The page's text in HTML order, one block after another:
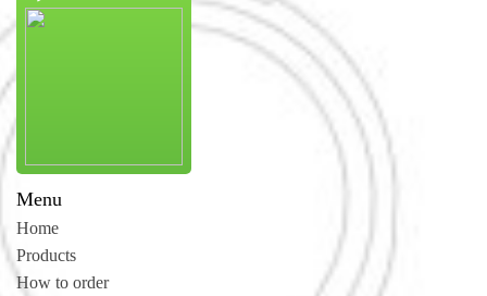
Menu
Home
Products
How to order